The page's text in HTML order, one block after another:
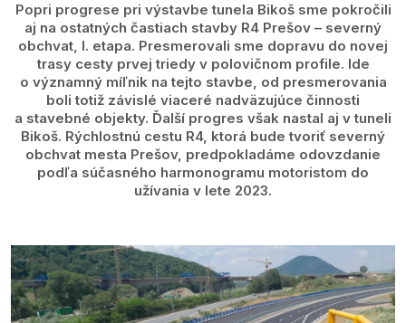
Popri progrese pri výstavbe tunela Bikoš sme pokročili
aj na ostatných častiach stavby R4 Prešov – severný
obchvat, I. etapa. Presmerovali sme dopravu do novej
trasy cesty prvej triedy v polovičnom profile. Ide
o významný míľnik na tejto stavbe, od presmerovania
boli totiž závislé viaceré nadväzujúce činnosti
a stavebné objekty. Ďalší progres však nastal aj v tuneli
Bikoš. Rýchlostnú cestu R4, ktorá bude tvoriť severný
obchvat mesta Prešov, predpokladáme odovzdanie
podľa súčasného harmonogramu motoristom do
užívania v lete 2023.